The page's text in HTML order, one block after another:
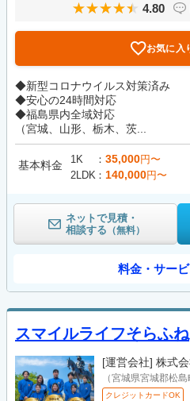
4.80
お気に入
◆新型コロナウイルス対策済み
◆安心の24時間対応
◆福島県内全域対応
（宮城、山形、栃木、茨...
基本料金 1K 35,000円〜
2LDK
140,000円〜
ネットで見積・
相談する （無料）
料金・サー
スマイルライフそらふね
[運営会社] 株式
（宮城県宮城郡松
クレジットカードOK